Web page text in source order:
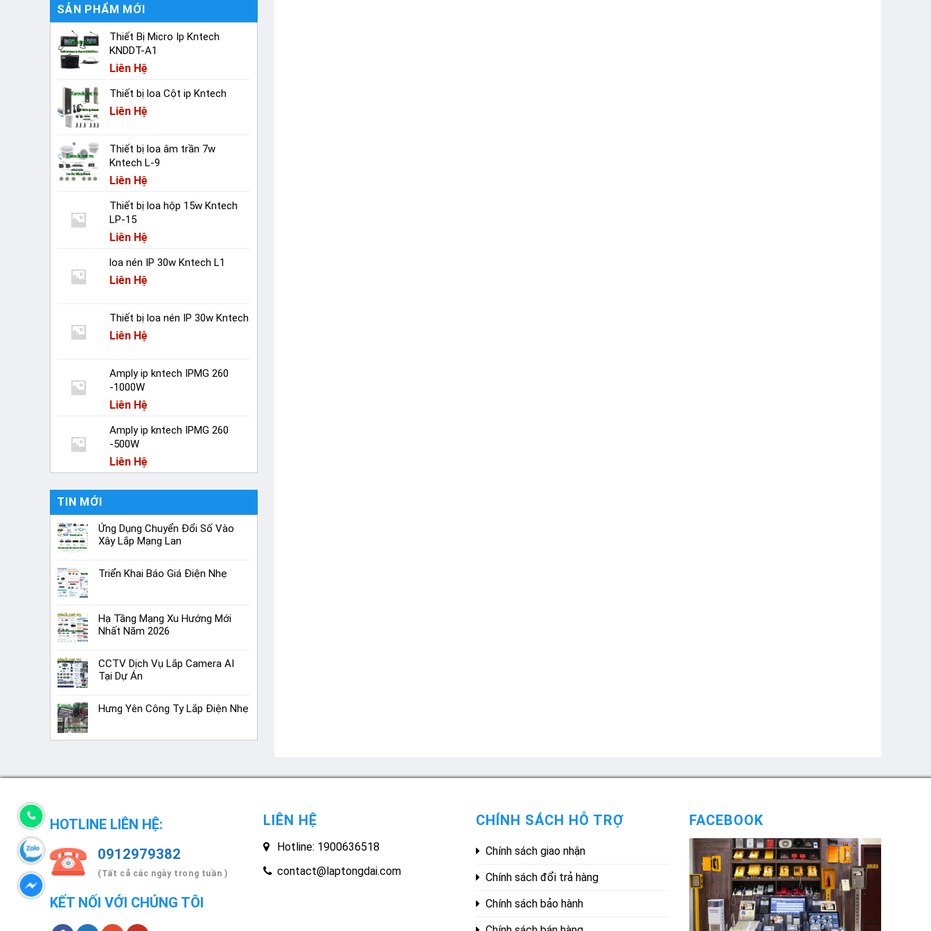
SẢN PHẨM MỚI
Thiết Bị Micro Ip Kntech
KNDDT-A1
Liên Hệ
Thiết bị loa Cột ip Kntech
Liên Hệ
Thiết bị loa âm trần 7w
Kntech L-9
Liên Hệ
Thiết bị loa hộp 15w Kntech
LP-15
Liên Hệ
loa nén IP 30w Kntech L1
Liên Hệ
Thiết bị loa nén IP 30w Kntech
Liên Hệ
Amply ip kntech IPMG 260
-1000W
Liên Hệ
Amply ip kntech IPMG 260
-500W
Liên Hệ
TIN MỚI
Ứng Dụng Chuyển Đổi Số Vào
Xây Lắp Mạng Lan
Triển Khai Báo Giá Điện Nhẹ
Hạ Tầng Mạng Xu Hướng Mới
Nhất Năm 2026
CCTV Dịch Vụ Lắp Camera AI
Tại Dự Án
Hưng Yên Công Ty Lắp Điện Nhẹ
HOTLINE LIÊN HỆ:
0912979382
(Tất cả các ngày trong tuần )
KẾT NỐI VỚI CHÚNG TÔI
LIÊN HỆ
Hotline: 1900636518
contact@laptongdai.com
CHÍNH SÁCH HỖ TRỢ
Chính sách giao nhận
Chính sách đổi trả hàng
Chính sách bảo hành
FACEBOOK